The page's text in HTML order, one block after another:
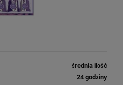
średnia ilość
24 godziny